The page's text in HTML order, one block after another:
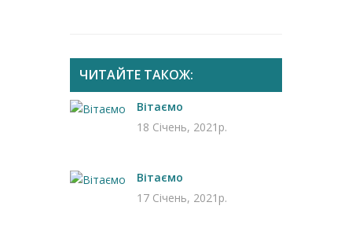
ЧИТАЙТЕ ТАКОЖ:
Вітаємо
18 Січень, 2021р.
Вітаємо
17 Січень, 2021р.